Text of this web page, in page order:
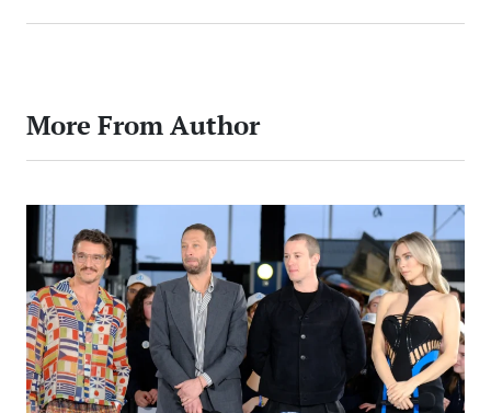
More From Author